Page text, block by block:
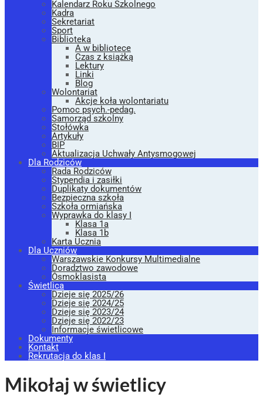
Kalendarz Roku Szkolnego
Kadra
Sekretariat
Sport
Biblioteka
A w bibliotece
Czas z książką
Lektury
Linki
Blog
Wolontariat
Akcje koła wolontariatu
Pomoc psych.-pedag.
Samorząd szkolny
Stołówka
Artykuły
BIP
Aktualizacja Uchwały Antysmogowej
Dla Rodziców
Rada Rodziców
Stypendia i zasiłki
Duplikaty dokumentów
Bezpieczna szkoła
Szkoła ormiańska
Wyprawka do klasy I
Klasa 1a
Klasa 1b
Karta Ucznia
Dla Uczniów
Warszawskie Konkursy Multimedialne
Doradztwo zawodowe
Ósmoklasista
Świetlica
Dzieje się 2025/26
Dzieje się 2024/25
Dzieje się 2023/24
Dzieje się 2022/23
Informacje świetlicowe
Dokumenty
Kontakt
Rekrutacja do klas I
Mikołaj w świetlicy